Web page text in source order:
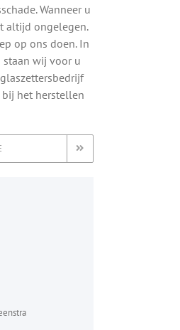
Wanneer u
altijd ongelegen.
op ons doen. In
staan wij voor u
het herstellen